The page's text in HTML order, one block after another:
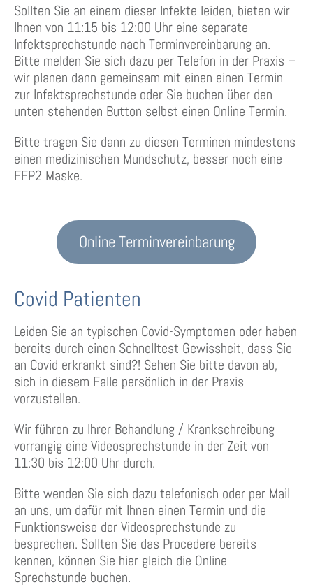
Sollten Sie an einem dieser Infekte leiden, bieten wir
Ihnen von 11:15 bis 12:00 Uhr eine separate
Infektsprechstunde nach Terminvereinbarung an.
Bitte melden Sie sich dazu per Telefon in der Praxis –
wir planen dann gemeinsam mit einen einen Termin
zur Infektsprechstunde oder Sie buchen über den
unten stehenden Button selbst einen Online Termin.
Bitte tragen Sie dann zu diesen Terminen mindestens
einen medizinischen Mundschutz, besser noch eine
FFP2 Maske.
Online Terminvereinbarung
Covid Patienten
Leiden Sie an typischen Covid-Symptomen oder haben
bereits durch einen Schnelltest Gewissheit, dass Sie
an Covid erkrankt sind?! Sehen Sie bitte davon ab,
sich in diesem Falle persönlich in der Praxis
vorzustellen.
Wir führen zu Ihrer Behandlung / Krankschreibung
vorrangig eine Videosprechstunde in der Zeit von
11:30 bis 12:00 Uhr durch.
Bitte wenden Sie sich dazu telefonisch oder per Mail
an uns, um dafür mit Ihnen einen Termin und die
Funktionsweise der Videosprechstunde zu
besprechen. Sollten Sie das Procedere bereits
kennen, können Sie hier gleich die Online
Sprechstunde buchen.